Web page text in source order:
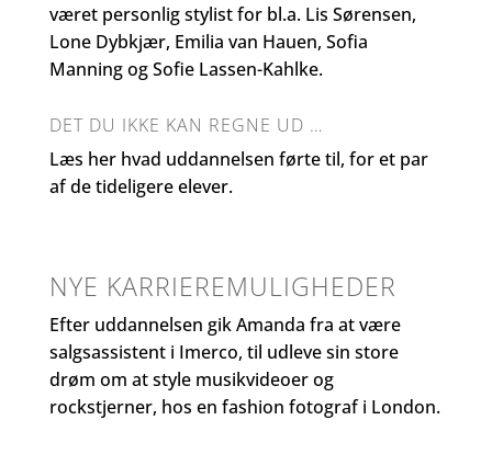
været personlig stylist for bl.a. Lis Sørensen,
Lone Dybkjær, Emilia van Hauen, Sofia
Manning og Sofie Lassen-Kahlke.
DET DU IKKE KAN REGNE UD …
Læs her hvad uddannelsen førte til, for et par
af de tideligere elever.
NYE KARRIEREMULIGHEDER
Efter uddannelsen gik Amanda fra at være
salgsassistent i Imerco, til udleve sin store
drøm om at style musikvideoer og
rockstjerner, hos en fashion fotograf i London.